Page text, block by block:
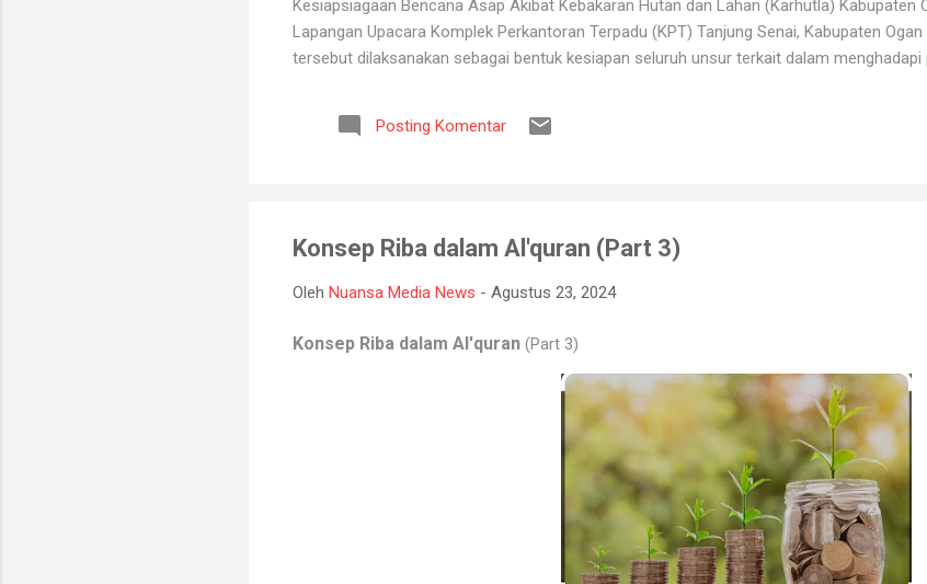
Kesiapsiagaan Bencana Asap Akibat Kebakaran Hutan dan Lahan (Karhutla) Kabupaten
Lapangan Upacara Komplek Perkantoran Terpadu (KPT) Tanjung Senai, Kabupaten
tersebut dilaksanakan sebagai bentuk kesiapan seluruh unsur terkait dalam
BPBD, Manggala Agni, Dinas Pemadam Kebakaran, instansi pemerintah daerah,
Melalui kegiatan ini, seluruh peserta mendapatkan gambaran mengenai mekanisme
Posting Komentar
Konsep Riba dalam Al'quran (Part 3)
Oleh Nuansa Media News - Agustus 23, 2024
Konsep Riba dalam Al'quran (Part 3)